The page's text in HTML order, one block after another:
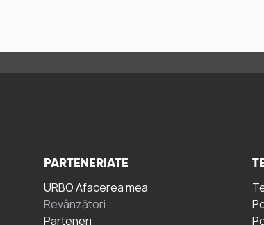
PARTENERIATE
URBO Afacerea mea
Revânzători
Parteneri